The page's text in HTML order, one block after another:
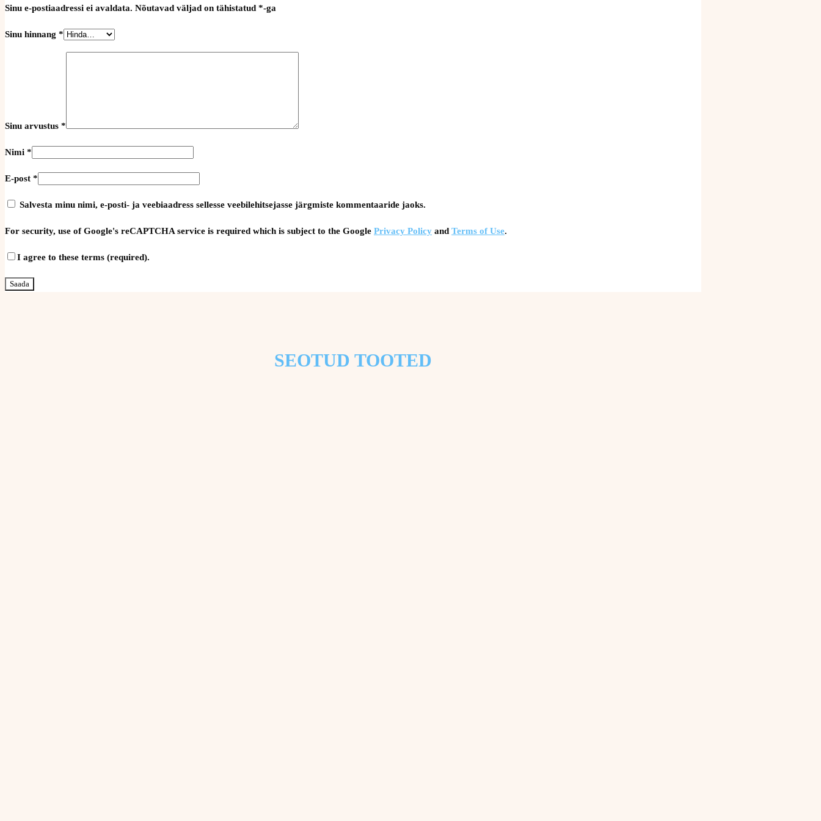
Sinu e-postiaadressi ei avaldata. Nõutavad väljad on tähistatud *-ga
Sinu hinnang *
Sinu arvustus *
Nimi *
E-post *
Salvesta minu nimi, e-posti- ja veebiaadress sellesse veebilehitsejasse järgmiste kommentaaride jaoks.
For security, use of Google's reCAPTCHA service is required which is subject to the Google Privacy Policy and Terms of Use.
I agree to these terms (required).
SEOTUD TOOTED